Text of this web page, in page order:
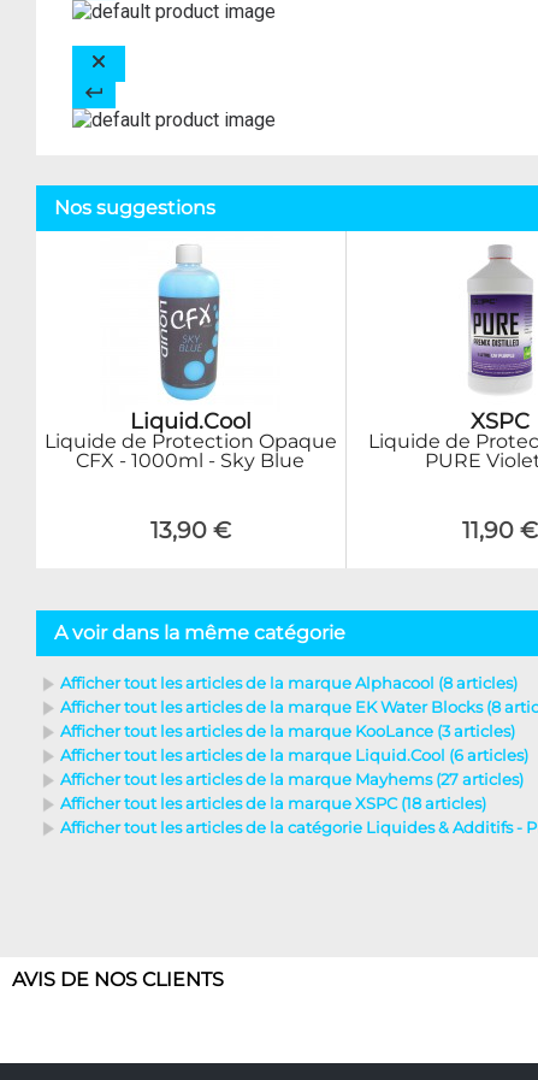
Nos suggestions
Liquid.Cool
Liquide de Protection Opaque
CFX - 1000ml - Sky Blue
13,90 €
XSPC
Liquide de
PURE
11,90 €
A voir dans la même catégorie
Afficher tout les articles de la marque Alphacool (8 articles)
Afficher tout les articles de la marque EK Water Blocks (8
Afficher tout les articles de la marque KooLance (3 articles)
Afficher tout les articles de la marque Liquid.Cool (6 articles)
Afficher tout les articles de la marque Mayhems (27 articles)
Afficher tout les articles de la marque XSPC (18 articles)
Afficher tout les articles de la catégorie Liquides & Additifs -
AVIS DE NOS CLIENTS